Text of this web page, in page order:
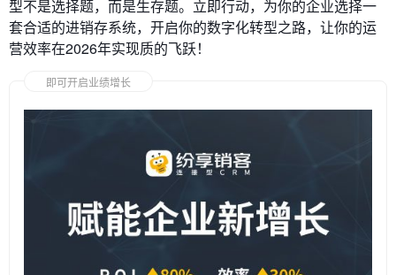
型不是选择题，而是生存题。立即行动，为你的企业选择一
套合适的进销存系统，开启你的数字化转型之路，让你的运
营效率在2026年实现质的飞跃！
即可开启业绩增长